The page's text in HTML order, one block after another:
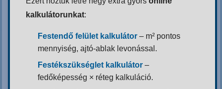
kalkulátorunkat:
Festendő felület kalkulátor – m² pontos
mennyiség, ajtó-ablak levonással.
Festékszükséglet kalkulátor –
fedőképesség × réteg kalkuláció.